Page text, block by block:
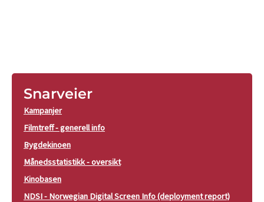
Snarveier
Kampanjer
Filmtreff - generell info
Bygdekinoen
Månedsstatistikk - oversikt
Kinobasen
NDSI - Norwegian Digital Screen Info (deployment report)